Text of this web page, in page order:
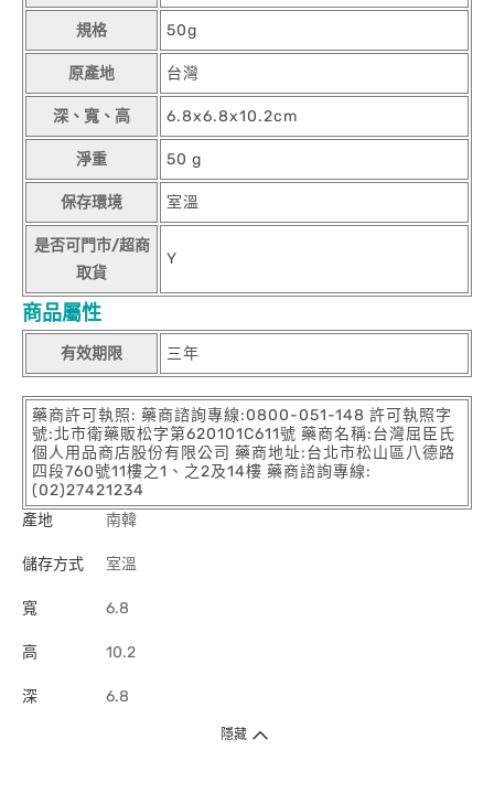
規格 50g
原產地 台灣
深、寬、高 6.8x6.8x10.2cm
淨重 50 g
保存環境 室溫
是否可門市/超商
取貨
Y
商品屬性
有效期限 三年
藥商許可執照: 藥商諮詢專線:0800-051-148 許可執照字
號:北市衛藥販松字第620101C611號 藥商名稱:台灣屈臣氏
個人用品商店股份有限公司 藥商地址:台北市松山區八德路
四段760號11樓之1、之2及14樓 藥商諮詢專線:
(02)27421234
產地
南韓
儲存方式 室溫
寬 6.8
高 10.2
深 6.8
隱藏